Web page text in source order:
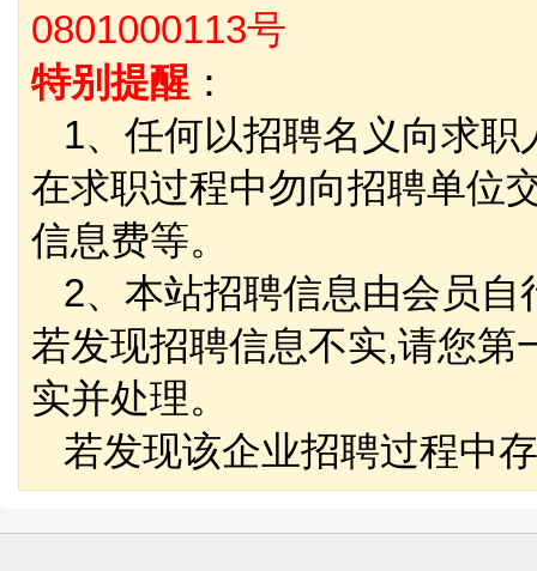
0801000113号
特别提醒 ：
1、任何以招聘名义向求职
在求职过程中勿向招聘单位
信息费等。
2、本站招聘信息由会员自
若发现招聘信息不实,请您第
实并处理。
若发现该企业招聘过程中